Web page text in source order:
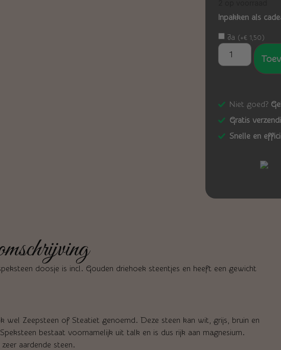
Inpakken als
Ja (+€1,50 )
Niet goed?
Gratis
Snelle en
doosje is incl. Gouden driehoek steentjes en heeft een gewicht
wel Zeepsteen of Steatiet genoemd. Deze steen kan wit, grijs, bruin en
bestaat voornamelijk uit talk en is dus rijk aan magnesium.
aardende steen.